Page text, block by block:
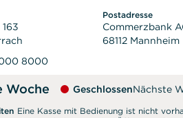
8000
Postadresse
Commerzbank
68112 Mannheim
Woche GeschlossenNächste
Eine Kasse mit Bedienung ist nicht